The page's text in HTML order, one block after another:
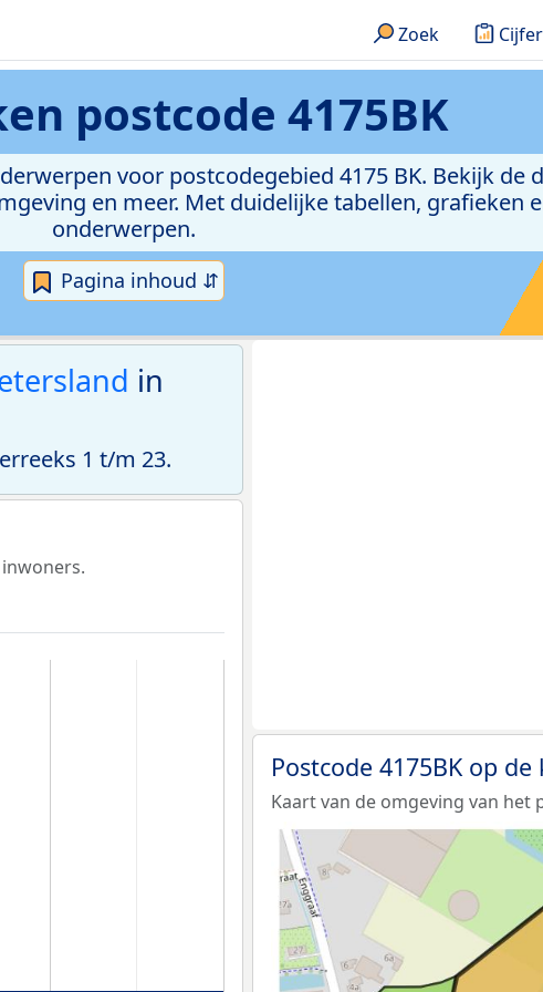
Zoek
postcode 4175BK
voor postcodegebied 4175 BK. Bekijk de
en meer. Met duidelijke tabellen, grafieken
onderwerpen.
Pagina inhoud ⇵
in
1 t/m 23.
Postcode 4175BK op
Kaart van de omgeving van het